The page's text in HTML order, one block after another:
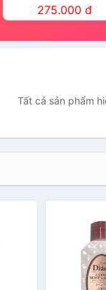
Quick Hair Puff The Face
275.000 đ
Tất cả sản phẩm